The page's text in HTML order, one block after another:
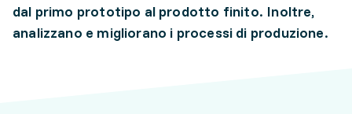
dal primo prototipo al prodotto finito. Inoltre,
analizzano e migliorano i processi di produzione.